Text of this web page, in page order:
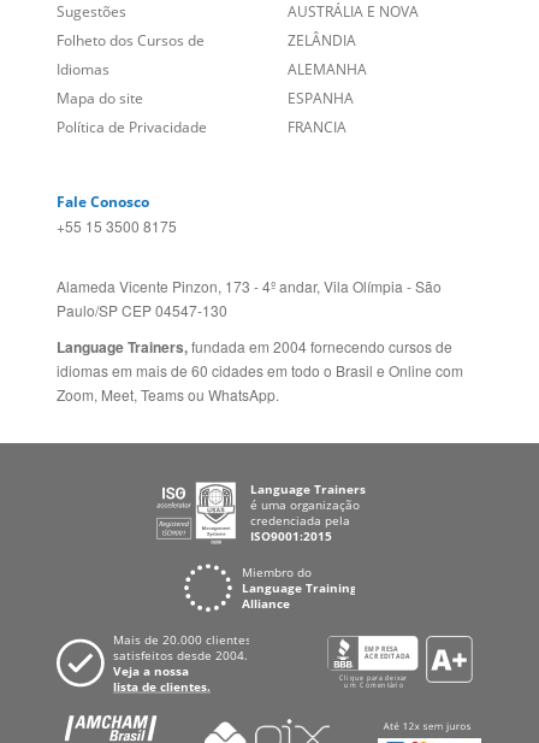
Sugestões
Folheto dos Cursos de
Idiomas
Mapa do site
Política de Privacidade
AUSTRÁLIA E NOVA
ZELÂNDIA
ALEMANHA
ESPANHA
FRANCIA
Fale Conosco
+55 15 3500 8175
Alameda Vicente Pinzon, 173 - 4º andar, Vila Olímpia - São
Paulo/SP CEP 04547-130
Language Trainers,fundada em 2004 fornecendo cursos de
idiomas em mais de 60 cidades em todo o Brasil e Online com
Zoom, Meet, Teams ou WhatsApp.